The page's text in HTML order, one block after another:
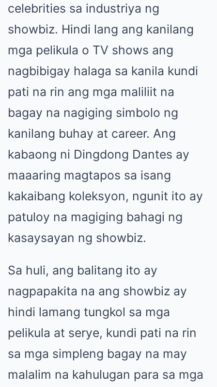
celebrities sa industriya ng
showbiz. Hindi lang ang kanilang
mga pelikula o TV shows ang
nagbibigay halaga sa kanila kundi
pati na rin ang mga maliliit na
bagay na nagiging simbolo ng
kanilang buhay at career. Ang
kabaong ni Dingdong Dantes ay
maaaring magtapos sa isang
kakaibang koleksyon, ngunit ito ay
patuloy na magiging bahagi ng
kasaysayan ng showbiz.
Sa huli, ang balitang ito ay
nagpapakita na ang showbiz ay
hindi lamang tungkol sa mga
pelikula at serye, kundi pati na rin
sa mga simpleng bagay na may
malalim na kahulugan para sa mga